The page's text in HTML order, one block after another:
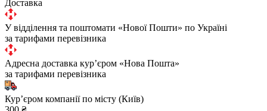
Доставка
У відділення та поштомати «Нової Пошти» по Україні
за тарифами перевізника
Адресна доставка курʼєром «Нова Пошта»
за тарифами перевізника
Курʼєром компанії по місту (Київ)